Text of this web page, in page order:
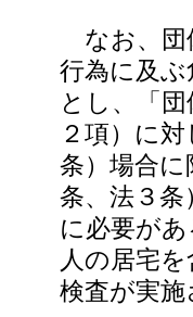
なお、団
行為に及
とし、「
２項）に
条）場合
条、法３
に必要が
人の居宅
検査が実